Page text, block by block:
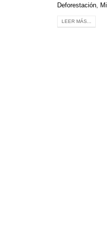
Deforestación,
LEER MÁS...